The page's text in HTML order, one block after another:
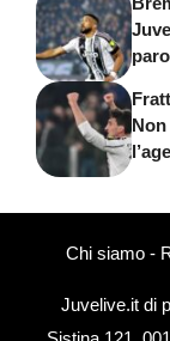
Non
Chi siamo-
Juvelive.it di